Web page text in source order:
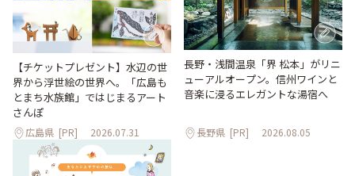
【チケットプレゼント】水辺の世
界から浮世絵の世界へ。「広島も
とまち水族館」ではじまるアート
さんぽ
広島県 [PR] 2026.07.31
長野・浅間温泉「界 松本」がリニ
ューアルオープン。信州ワインと
音楽に浸るエレガントな湯宿へ
長野県 [PR] 2026.08.05